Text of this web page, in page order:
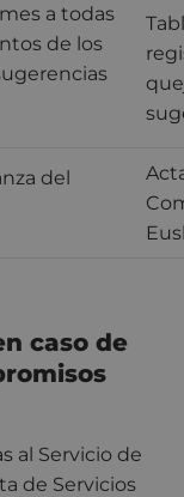
a todas
de los
del
caso de
al Servicio de
de Servicios